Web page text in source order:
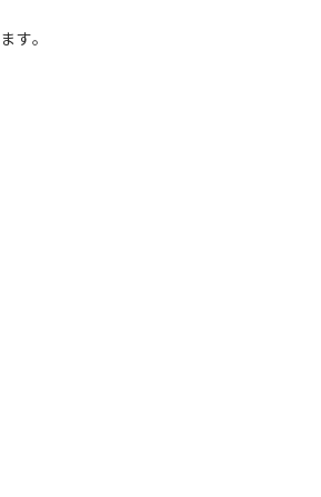
す。